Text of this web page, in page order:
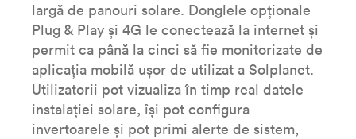
largă de panouri solare. Donglele opționale
Plug & Play și 4G le conectează la internet și
permit ca până la cinci să fie monitorizate de
aplicația mobilă ușor de utilizat a Solplanet.
Utilizatorii pot vizualiza în timp real datele
instalației solare, își pot configura
invertoarele și pot primi alerte de sistem,